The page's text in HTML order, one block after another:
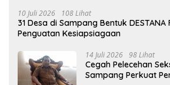
10 Juli 2026 108 Lihat
31 Desa di Sampang Bentuk DESTANA
Penguatan Kesiapsiagaan
14 Juli 2026 98 Lihat
Cegah Pelecehan
Sampang Perkuat